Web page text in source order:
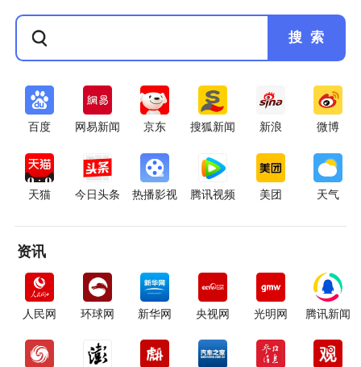
搜 索
百度 网易新闻 京东 搜狐新闻 新浪 微博
天猫 今日头条 热播影视 腾讯视频 美团 天气
资讯
人民网 环球网 新华网 央视网 光明网 腾讯新闻